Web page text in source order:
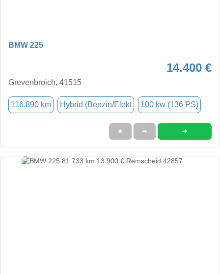
BMW 225
14.400 €
Grevenbroich, 41515
116.890 km Hybrid (Benzin/Elekt 100 kw (136 PS)
★ ➦ ➜